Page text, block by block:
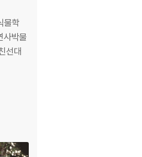
/ 털밤
물학
사박물
선대